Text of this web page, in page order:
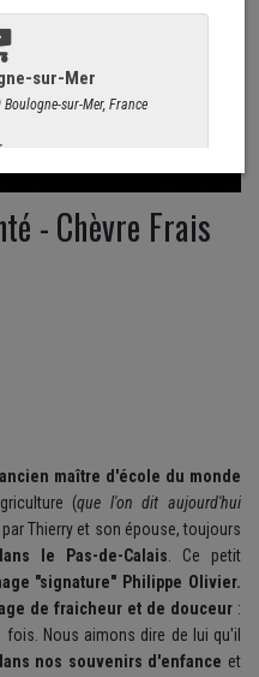
- Chèvre Frais
maître d'école du monde
(que l'on dit aujourd'hui
Thierry et son épouse, toujours
le Pas-de-Calais. Ce petit
"signature" Philippe Olivier.
de fraicheur et de douceur :
Nous aimons dire de lui qu'il
nos souvenirs d'enfance et